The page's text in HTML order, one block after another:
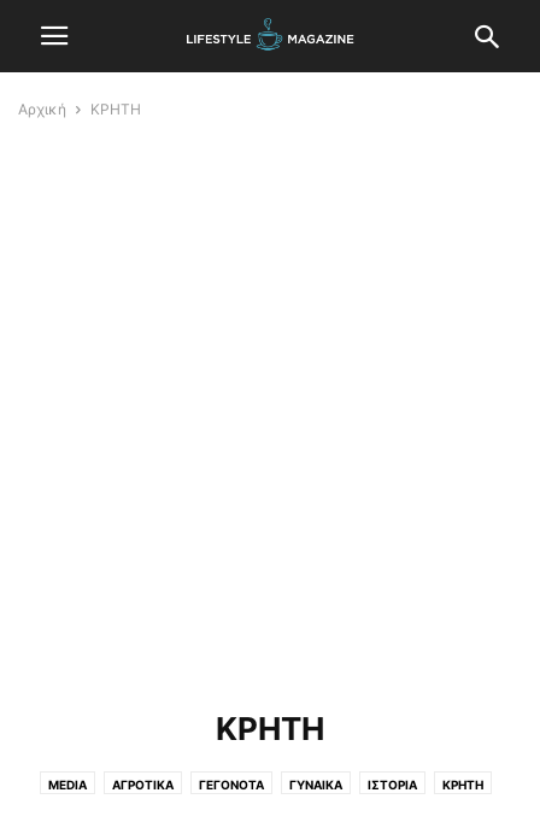
Αρχική ΚΡΗΤΗ
ΚΡΗΤΗ
MEDIA ΑΓΡΟΤΙΚΑ ΓΕΓΟΝΟΤΑ ΓΥΝΑΙΚΑ ΙΣΤΟΡΙΑ ΚΡΗΤΗ